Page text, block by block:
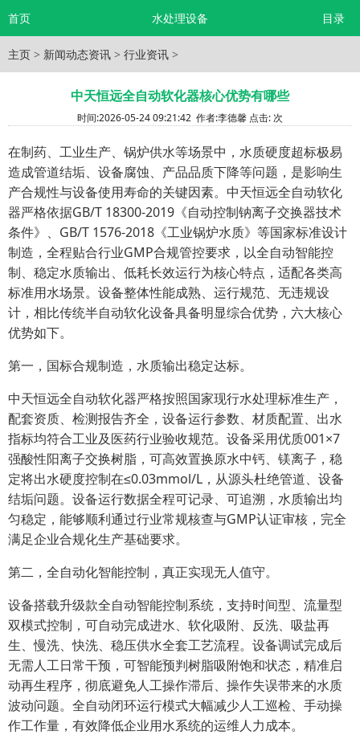
首页 水处理设备 目录
主页 > 新闻动态资讯 > 行业资讯 >
中天恒远全自动软化器核心优势有哪些
时间:2026-05-24 09:21:42 作者:李德馨 点击: 次
在制药、工业生产、锅炉供水等场景中，水质硬度超标极易
造成管道结垢、设备腐蚀、产品品质下降等问题，是影响生
产合规性与设备使用寿命的关键因素。中天恒远全自动软化
器严格依据GB/T 18300-2019《自动控制钠离子交换器技术
条件》、GB/T 1576-2018《工业锅炉水质》等国家标准设计
制造，全程贴合行业GMP合规管控要求，以全自动智能控
制、稳定水质输出、低耗长效运行为核心特点，适配各类高
标准用水场景。设备整体性能成熟、运行规范、无违规设
计，相比传统半自动软化设备具备明显综合优势，六大核心
优势如下。
第一，国标合规制造，水质输出稳定达标。
中天恒远全自动软化器严格按照国家现行水处理标准生产，
配套资质、检测报告齐全，设备运行参数、材质配置、出水
指标均符合工业及医药行业验收规范。设备采用优质001×7
强酸性阳离子交换树脂，可高效置换原水中钙、镁离子，稳
定将出水硬度控制在≤0.03mmol/L，从源头杜绝管道、设备
结垢问题。设备运行数据全程可记录、可追溯，水质输出均
匀稳定，能够顺利通过行业常规核查与GMP认证审核，完全
满足企业合规化生产基础要求。
第二，全自动化智能控制，真正实现无人值守。
设备搭载升级款全自动智能控制系统，支持时间型、流量型
双模式控制，可自动完成进水、软化吸附、反洗、吸盐再
生、慢洗、快洗、稳压供水全套工艺流程。设备调试完成后
无需人工日常干预，可智能预判树脂吸附饱和状态，精准启
动再生程序，彻底避免人工操作滞后、操作失误带来的水质
波动问题。全自动闭环运行模式大幅减少人工巡检、手动操
作工作量，有效降低企业用水系统的运维人力成本。